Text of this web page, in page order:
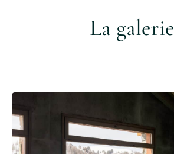
La galerie